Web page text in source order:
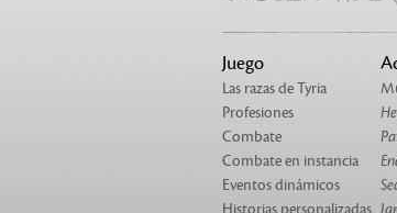
Juego
Las razas de Tyria
Profesiones
Combate
Combate en instancia
Eventos dinámicos
Historias personalizadas